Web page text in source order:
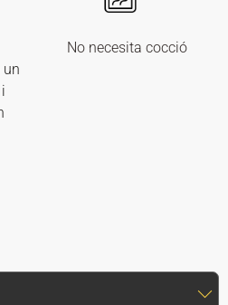
un
No necesita cocció